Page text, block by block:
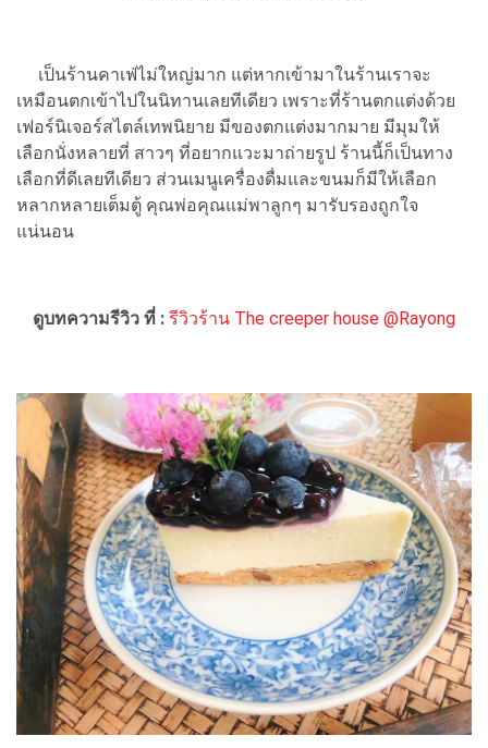
เป็นร้านคาเฟ่ไม่ใหญ่มาก แต่หากเข้ามาในร้านเราจะ
เหมือนตกเข้าไปในนิทานเลยทีเดียว เพราะที่ร้านตกแต่งด้วย
เฟอร์นิเจอร์สไตล์เทพนิยาย มีของตกแต่งมากมาย มีมุมให้
เลือกนั่งหลายที่ สาวๆ ที่อยากแวะมาถ่ายรูป ร้านนี้ก็เป็นทาง
เลือกที่ดีเลยทีเดียว ส่วนเมนูเครื่องดื่มและขนมก็มีให้เลือก
หลากหลายเต็มตู้ คุณพ่อคุณแม่พาลูกๆ มารับรองถูกใจ
แน่นอน
ดูบทความรีวิว ที่ : รีวิวร้าน The creeper house @Rayong